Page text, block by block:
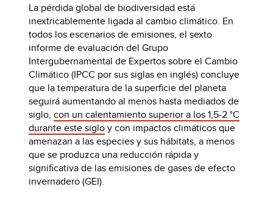
La pérdida global de biodiversidad está
inextricablemente ligada al cambio climático. En
todos los escenarios de emisiones, el sexto
informe de evaluación del Grupo
Intergubernamental de Expertos sobre el Cambio
Climático (IPCC por sus siglas en inglés) concluye
que la temperatura de la superficie del planeta
seguirá aumentando al menos hasta mediados de
siglo,con un calentamiento superior a los 1,5-2 °C
durante este sigloy con impactos climáticos que
amenazan a las especies y sus hábitats, a menos
que se produzca una reducción rápida y
significativa de las emisiones de gases de efecto
invernadero (GEI).